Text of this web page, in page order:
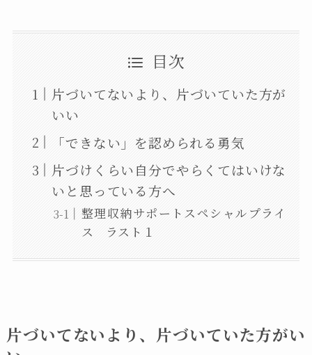
目次
片づいてないより、片づいていた方が
いい
「できない」を認められる勇気
片づけくらい自分でやらくてはいけな
いと思っている方へ
整理収納サポートスペシャルプライ
ス ラスト１
片づいてないより、片づいていた方がい